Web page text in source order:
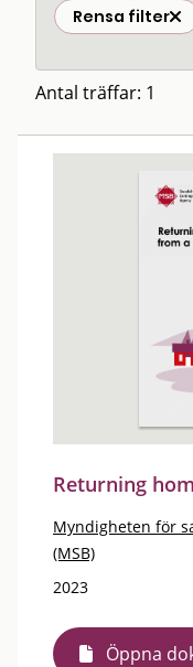
Rensa filter
Antal träffar: 1
Returning
Myndigheten för
(MSB)
2023
Öppna